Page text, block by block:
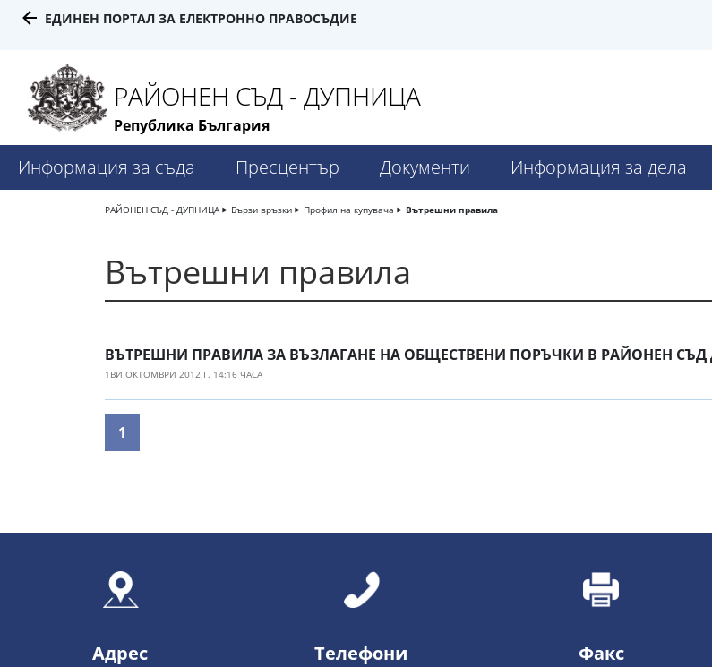
ЕДИНЕН ПОРТАЛ ЗА ЕЛЕКТРОННО ПРАВОСЪДИЕ
РАЙОНЕН СЪД - ДУПНИЦА
Република България
Информация за съда Пресцентър Документи Информация за дела
РАЙОНЕН СЪД - ДУПНИЦА Бързи връзки Профил на купувача Вътрешни правила
Вътрешни правила
ВЪТРЕШНИ ПРАВИЛА ЗА ВЪЗЛАГАНЕ НА ОБЩЕСТВЕНИ ПОРЪЧКИ В РАЙОНЕН
1ВИ ОКТОМВРИ 2012 Г. 14:16 ЧАСА
1
Адрес Телефони Факс